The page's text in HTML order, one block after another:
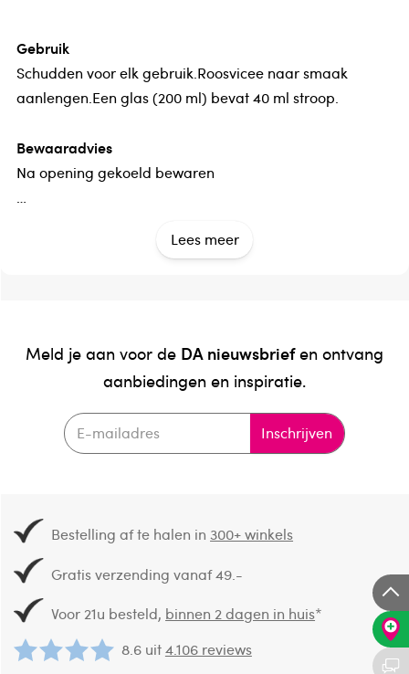
Gebruik
Schudden voor elk gebruik.Roosvicee naar smaak
aanlengen.Een glas (200 ml) bevat 40 ml stroop.
Bewaaradvies
Na opening gekoeld bewaren
Lees meer
Meld je aan voor de DA nieuwsbriefen ontvang
aanbiedingen en inspiratie.
Inschrijven
Bestelling af te halen in300+ winkels
Gratis verzending vanaf 49.-
Voor 21u besteld, binnen 2 dagen in huis*
8.6 uit4.106 reviews